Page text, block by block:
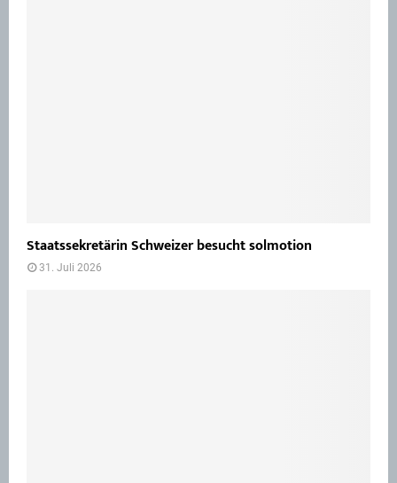
Staatssekretärin Schweizer besucht solmotion
31. Juli 2026